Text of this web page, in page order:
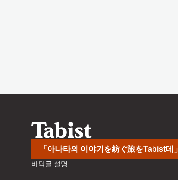
「아나타의 이야기を紡ぐ旅をTabist데」
바닥글 설명